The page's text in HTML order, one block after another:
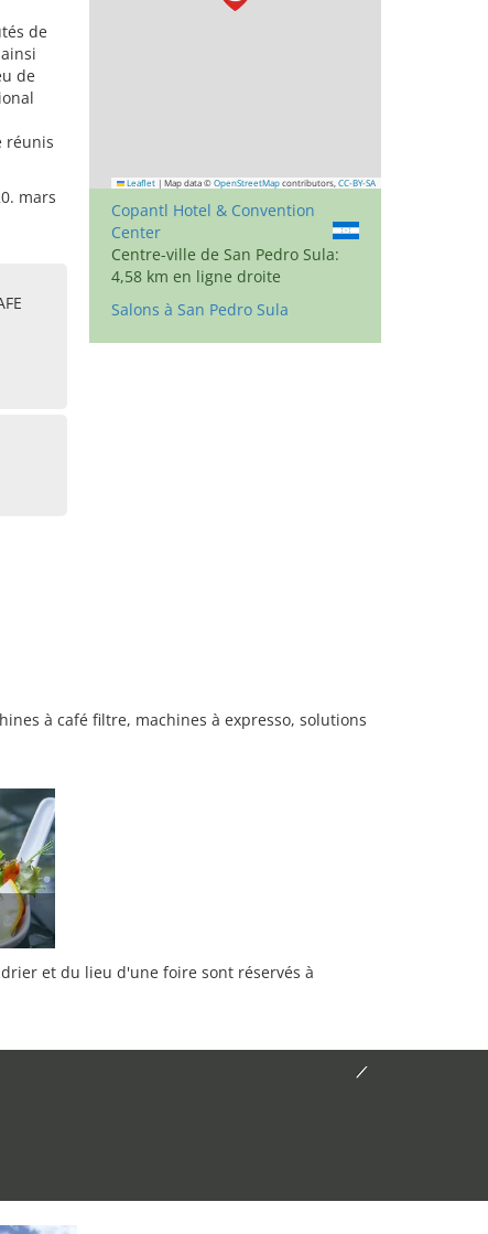
de
de
réunis
mars
Leaflet | Map data © OpenStreetMap contributors, CC-BY-SA
Copantl Hotel & Convention
Center
Centre-ville de San Pedro Sula:
4,58 km en ligne droite
Salons à San Pedro Sula
à café filtre, machines à expresso, solutions
et du lieu d'une foire sont réservés à